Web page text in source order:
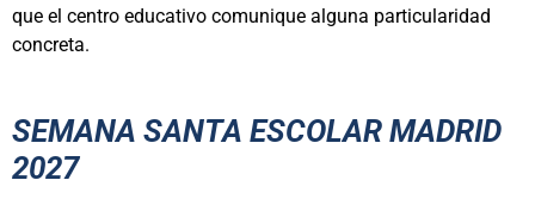
que el centro educativo comunique alguna particularidad
concreta.
SEMANA SANTA ESCOLAR MADRID
2027